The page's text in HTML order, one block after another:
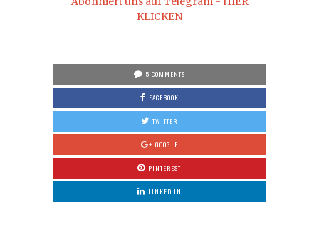
KLICKEN
5 COMMENTS
FACEBOOK
TWITTER
GOOGLE
PINTEREST
LINKED IN